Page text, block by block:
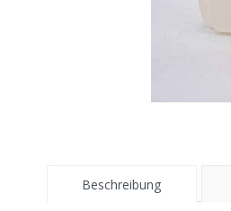
Beschreibung